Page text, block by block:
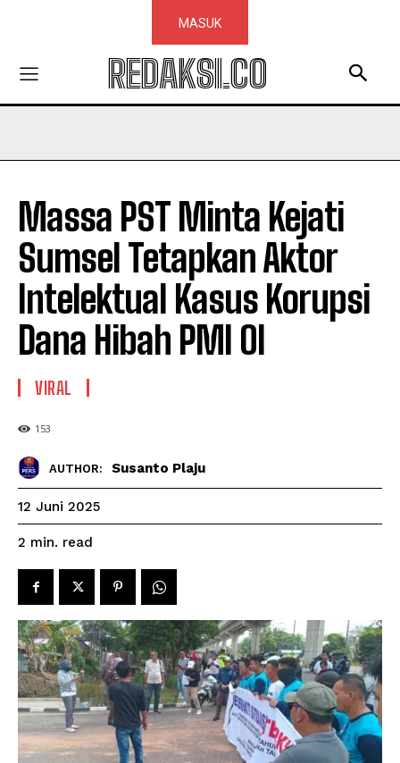
MASUK
REDAKSI.CO
Massa PST Minta Kejati
Sumsel Tetapkan Aktor
Intelektual Kasus Korupsi
Dana Hibah PMI OI
VIRAL
153
AUTHOR: Susanto Plaju
12 Juni 2025
2 min. read